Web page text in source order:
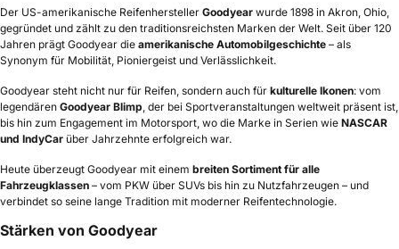
Der US-amerikanische Reifenhersteller Goodyear wurde 1898 in Akron, Ohio,
gegründet und zählt zu den traditionsreichsten Marken der Welt. Seit über 120
Jahren prägt Goodyear die amerikanische Automobilgeschichte – als
Synonym für Mobilität, Pioniergeist und Verlässlichkeit.
Goodyear steht nicht nur für Reifen, sondern auch für kulturelle Ikonen: vom
legendären Goodyear Blimp , der bei Sportveranstaltungen weltweit präsent ist,
bis hin zum Engagement im Motorsport, wo die Marke in Serien wie NASCAR
und IndyCar über Jahrzehnte erfolgreich war.
Heute überzeugt Goodyear mit einem breiten Sortiment für alle
Fahrzeugklassen – vom PKW über SUVs bis hin zu Nutzfahrzeugen – und
verbindet so seine lange Tradition mit moderner Reifentechnologie.
Stärken von Goodyear